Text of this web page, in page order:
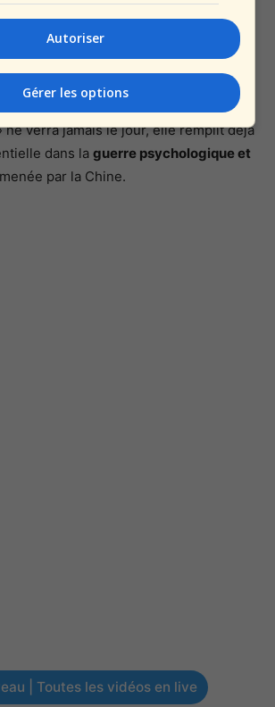
cela nourrit l’image d’une
tournée vers l’avenir. Pour
que Pékin travaille sur des
ne peuvent même pas envisager
message clair : même si cette «
ne verra jamais le jour, elle remplit déjà
dans la guerre psychologique et
menée par la Chine.
| Toutes les vidéos en live
Autoriser
Gérer les options